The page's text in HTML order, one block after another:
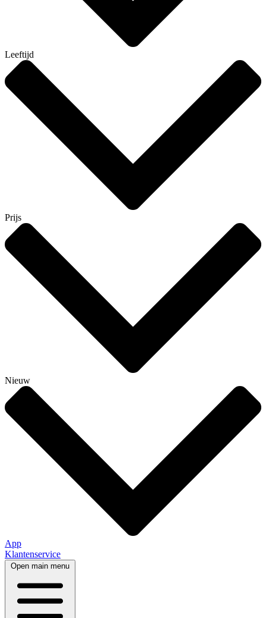
Leeftijd
Prijs
Nieuw
App
Klantenservice
Open main menu